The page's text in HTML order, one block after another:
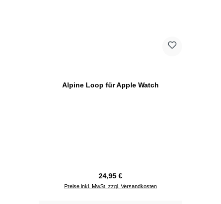
Alpine Loop für Apple Watch
Regulärer Preis:
24,95 €
Preise inkl. MwSt. zzgl. Versandkosten